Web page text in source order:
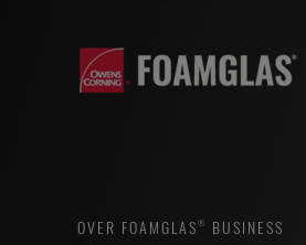
OVER FOAMGLAS® BUSINESS